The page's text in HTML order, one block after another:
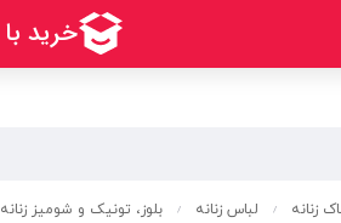
زنانه / لباس زنانه / بلوز، تونیک و شومیز زنانه